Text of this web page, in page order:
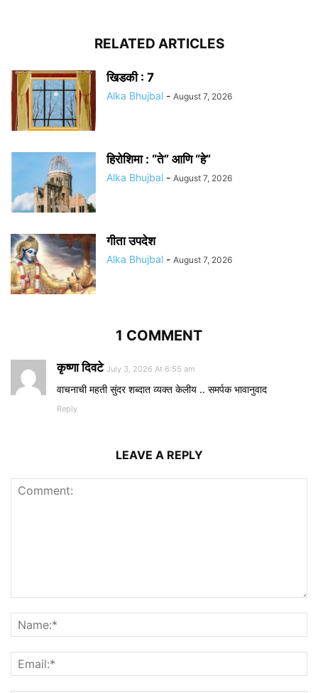
RELATED ARTICLES
खिडकी : 7
Alka Bhujbal - August 7, 2026
हिरोशिमा : “ते” आणि “हे”
Alka Bhujbal - August 7, 2026
गीता उपदेश
Alka Bhujbal - August 7, 2026
1 COMMENT
कृष्णा दिवटे July 3, 2026 At 6:55 am
वाचनाची महती सुंदर शब्दात व्यक्त केलीय .. समर्पक भावानुवाद
Reply
LEAVE A REPLY